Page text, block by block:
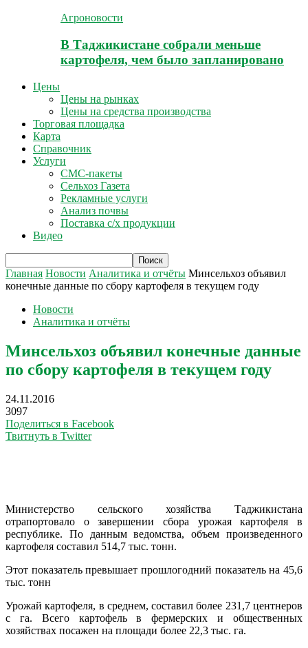
Агроновости
В Таджикистане собрали меньше
картофеля, чем было запланировано
Цены
Цены на рынках
Цены на средства производства
Торговая площадка
Карта
Справочник
Услуги
СМС-пакеты
Сельхоз Газета
Рекламные услуги
Анализ почвы
Поставка с/х продукции
Видео
Главная Новости Аналитика и отчёты Минсельхоз объявил
конечные данные по сбору картофеля в текущем году
Новости
Аналитика и отчёты
Минсельхоз объявил конечные данные
по сбору картофеля в текущем году
24.11.2016
3097
Поделиться в Facebook
Твитнуть в Twitter
Министерство сельского хозяйства Таджикистана
отрапортовало о завершении сбора урожая картофеля в
республике. По данным ведомства, объем произведенного
картофеля составил 514,7 тыс. тонн.
Этот показатель превышает прошлогодний показатель на 45,6
тыс. тонн
Урожай картофеля, в среднем, составил более 231,7 центнеров
с га. Всего картофель в фермерских и общественных
хозяйствах посажен на площади более 22,3 тыс. га.